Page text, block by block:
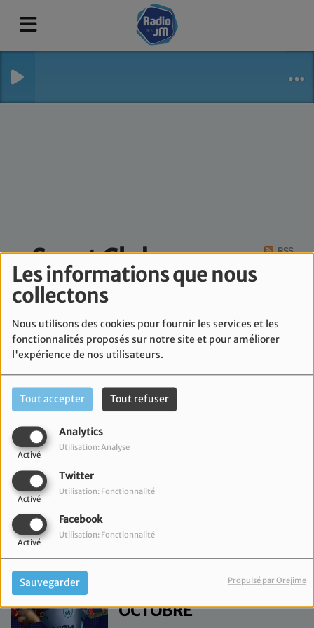
Les informations que nous
collectons
Nous utilisons des cookies pour fournir les services et les
fonctionnalités proposés sur notre site et pour améliorer
l'expérience de nos utilisateurs.
Tout accepter Tout refuser
Analytics
Activé
Utilisation: Analyse
Twitter
Activé
Utilisation: Fonctionnalité
Facebook
Activé
Utilisation: Fonctionnalité
Sauvegarder Propulsé par Orejime
Sport Club RSS
SPORT CLUB - MARDI
20 MAI
NOVEMBRE
29 OCTOBRE
SPORT CLUB - MARDI 8
OCTOBRE